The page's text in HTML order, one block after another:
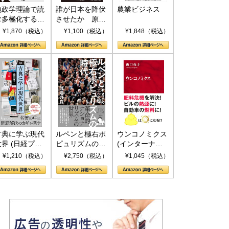
政学理論で読
多極化する世
トランプと
¥1,870（税込）
誰が日本を降伏
させたか 原爆
投下、ソ連参
(PHP新書)
¥1,100（税込）
農業ビジネス
¥1,848（税込）
典に学ぶ現代
界 (日経プレ
アシリーズ)
¥1,210（税込）
ルペンと極右ポ
ピュリズムの時
代：〈ヤヌス〉
¥2,750（税込）
ウンコノミクス
(インターナシ
ョナル新書)
¥1,045（税込）